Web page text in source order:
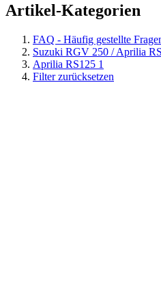
Artikel-Kategorien
FAQ - Häufig gestellte
Suzuki RGV 250 / Aprilia
Aprilia RS125 1
Filter zurücksetzen